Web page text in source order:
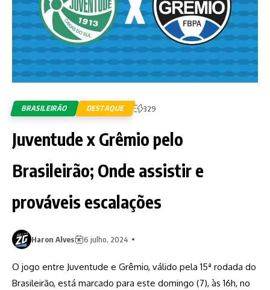
BRASILEIRÃO DESTAQUE 329
Juventude x Grêmio pelo
Brasileirão; Onde assistir e
prováveis escalações
Haron Alves 6 julho, 2024
O jogo entre Juventude e Grêmio, válido pela 15ª rodada do
Brasileirão, está marcado para este domingo (7), às 16h, no